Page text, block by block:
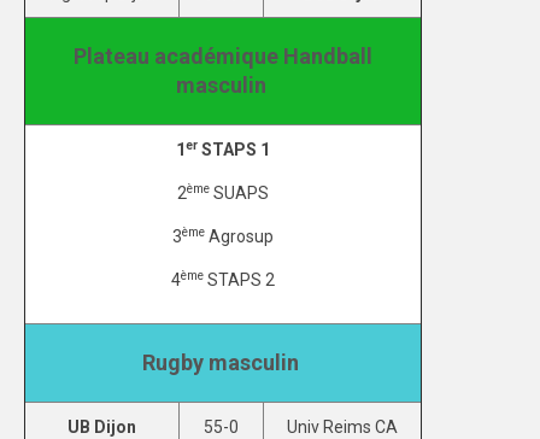
PARTENAIRES
Plateau académique Handball
masculin
1 er STAPS 1
2ème SUAPS
3ème Agrosup
4ème STAPS 2
Rugby masculin
UB Dijon 55-0 Univ Reims CA